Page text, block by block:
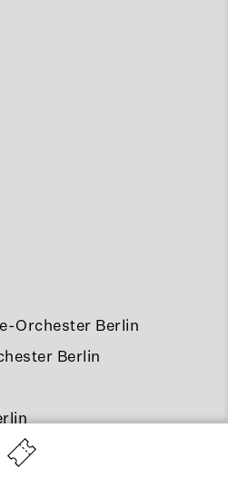
Orchester Berlin
Berlin